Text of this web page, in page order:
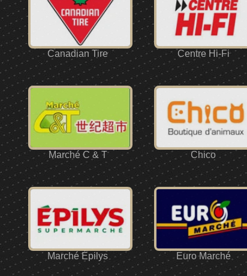
Canadian Tire Centre Hi-Fi
Marché C & T Chico
Marché Épilys Euro Marché